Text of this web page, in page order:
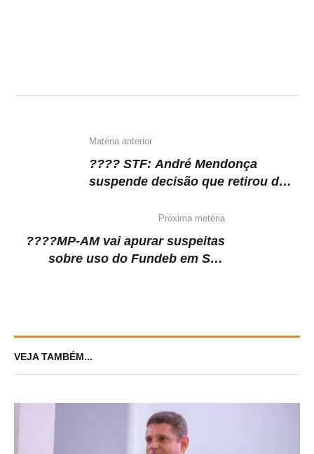
Matéria anterior
???? STF: André Mendonça
suspende decisão que retirou do
Próxima metéria
????MP-AM vai apurar suspeitas
sobre uso do Fundeb em São
VEJA TAMBÉM...